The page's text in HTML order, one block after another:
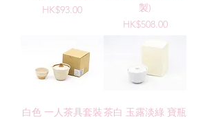
價格
HK$93.00
製)
價格
HK$508.00
白色 一人茶具套裝茶白 玉露淡綠 寶瓶